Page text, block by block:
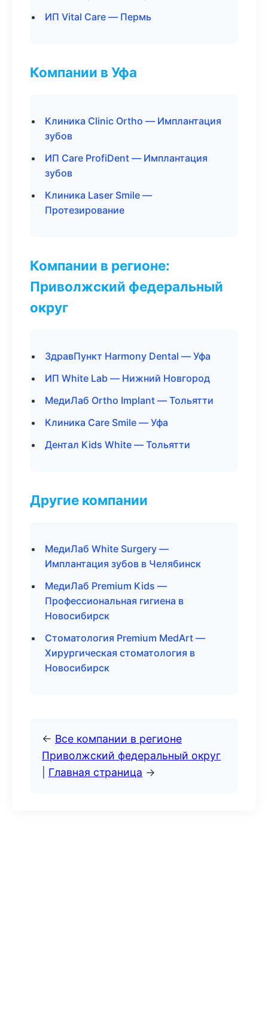
ИП Vital Care — Пермь
Компании в Уфа
Клиника Clinic Ortho — Имплантация
зубов
ИП Care ProfiDent — Имплантация
зубов
Клиника Laser Smile —
Протезирование
Компании в регионе:
Приволжский федеральный
округ
ЗдравПункт Harmony Dental — Уфа
ИП White Lab — Нижний Новгород
МедиЛаб Ortho Implant — Тольятти
Клиника Care Smile — Уфа
Дентал Kids White — Тольятти
Другие компании
МедиЛаб White Surgery —
Имплантация зубов в Челябинск
МедиЛаб Premium Kids —
Профессиональная гигиена в
Новосибирск
Стоматология Premium MedArt —
Хирургическая стоматология в
Новосибирск
← Все компании в регионе
Приволжский федеральный округ
Главная страница →